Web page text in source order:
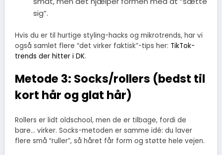
sig”.
Hvis du er til hurtige styling-hacks og mikrotrends, har vi
også samlet flere “det virker faktisk”-tips her: TikTok-
trends der hitter i DK.
Metode 3: Socks/rollers (bedst til
kort hår og glat hår)
Rollers er lidt oldschool, men de er tilbage, fordi de
bare… virker. Socks-metoden er samme idé: du laver
flere små “ruller”, så håret får form og støtte hele vejen.